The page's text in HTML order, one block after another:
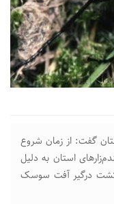
گفت: از زمان شروع
هکتار از گندم‌زارهای استان به دلیل
کشت درگیر آفت سوسک